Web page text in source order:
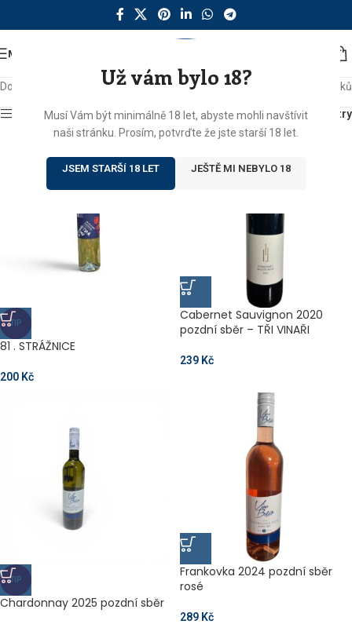
Už vám bylo 18?
Musí Vám být minimálně 18 let, abyste mohli navštívit
naši stránku. Prosím, potvrďte že jste starší 18 let.
JSEM STARŠÍ 18 LET JEŠTĚ MI NEBYLO 18
MENU
Domů Produkty se štítkem „tři vinaři“ Zobrazeno 14 výsledků
Zobrazit sidebar Filtry
TIP
81 . STRÁŽNICE
200 Kč
Cabernet Sauvignon 2020
pozdní sběr – TŘI VINAŘI
239 Kč
TIP
Chardonnay 2025 pozdní sběr
Frankovka 2024 pozdní sběr
rosé
289 Kč